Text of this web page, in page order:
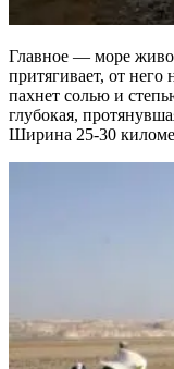
Главное — море
притягивает, от него
пахнет солью и
глубокая,
Ширина 25-30